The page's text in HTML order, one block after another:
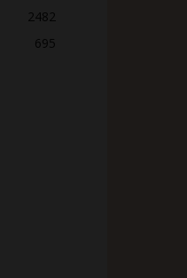
2482
695